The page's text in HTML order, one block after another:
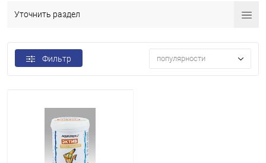
Уточнить раздел
Фильтр популярности